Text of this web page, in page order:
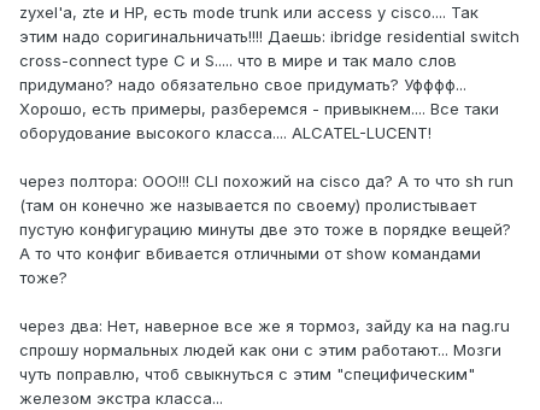
zyxel'а, zte и HP, есть mode trunk или access у cisco.... Так
этим надо соригинальничать!!!! Даешь: ibridge residential switch
cross-connect type C и S..... что в мире и так мало слов
придумано? надо обязательно свое придумать? Уфффф...
Хорошо, есть примеры, разберемся - привыкнем.... Все таки
оборудование высокого класса.... ALCATEL-LUCENT!
через полтора: ООО!!! CLI похожий на cisco да? А то что sh run
(там он конечно же называется по своему) пролистывает
пустую конфигурацию минуты две это тоже в порядке вещей?
А то что конфиг вбивается отличными от show командами
тоже?
через два: Нет, наверное все же я тормоз, зайду ка на nag.ru
спрошу нормальных людей как они с этим работают... Мозги
чуть поправлю, чтоб свыкнуться с этим "специфическим"
железом экстра класса...